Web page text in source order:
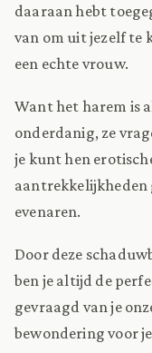
daaraan hebt
van om uit jezelf te
een echte vrouw.
Want het harem is
onderdanig, ze
je kunt hen
aantrekkelijkheden
evenaren.
Door deze
ben je altijd de
gevraagd van je
bewondering voor